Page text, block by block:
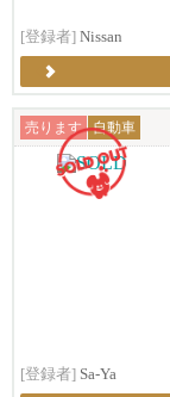
[登録者] Nissan
売ります 自動車
[登録者] Sa-Ya